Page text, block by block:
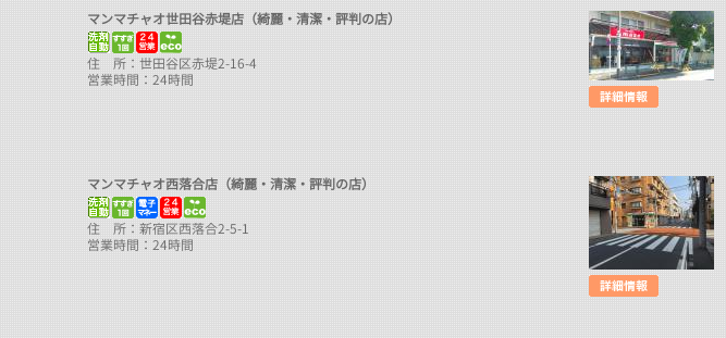
マンマチャオ世田谷赤堤店（綺麗・清潔・評判の店）
住 所：世田谷区赤堤2-16-4
営業時間：24時間
マンマチャオ西落合店（綺麗・清潔・評判の店）
住 所：新宿区西落合2-5-1
営業時間：24時間